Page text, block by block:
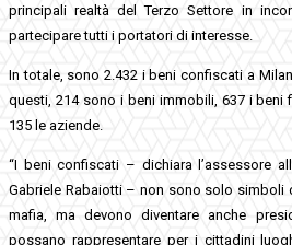
principali realtà del Terzo Settore in
partecipare tutti i portatori di interesse.
In totale, sono 2.432 i beni confiscati a
questi, 214 sono i beni immobili, 637 i beni
135 le aziende.
“I beni confiscati – dichiara l’assessore
Gabriele Rabaiotti – non sono solo simboli
mafia, ma devono diventare anche
possano rappresentare per i cittadini